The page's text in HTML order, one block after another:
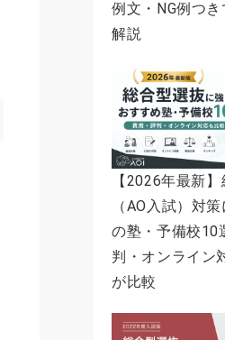
例文・NG例つ
解説
【2026年最新
（AO入試）対
の塾・予備校10
判・オンライン
が比較